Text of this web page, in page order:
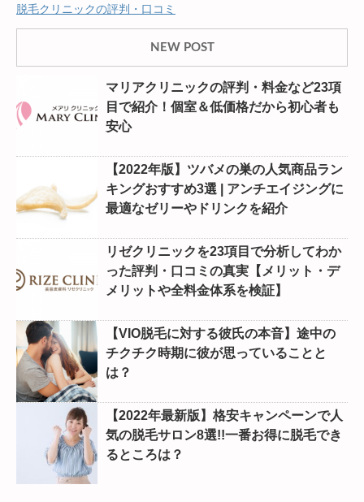
脱毛クリニックの評判・口コミ
NEW POST
マリアクリニックの評判・料金など23項
目で紹介！個室＆低価格だから初心者も
安心
【2022年版】ツバメの巣の人気商品ラン
キングおすすめ3選 | アンチエイジングに
最適なゼリーやドリンクを紹介
リゼクリニックを23項目で分析してわか
った評判・口コミの真実【メリット・デ
メリットや全料金体系を検証】
【VIO脱毛に対する彼氏の本音】途中の
チクチク時期に彼が思っていることと
は？
【2022年最新版】格安キャンペーンで人
気の脱毛サロン8選!!一番お得に脱毛でき
るところは？